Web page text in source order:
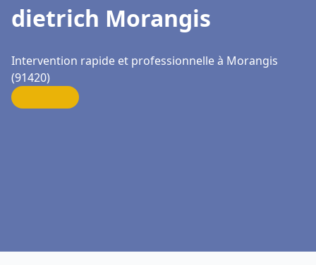
dietrich Morangis
Intervention rapide et professionnelle à Morangis
(91420)